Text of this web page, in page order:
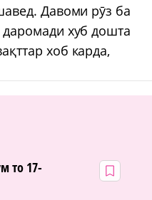
Давоми рӯз ба
хуб дошта
хоб карда,
то 17-